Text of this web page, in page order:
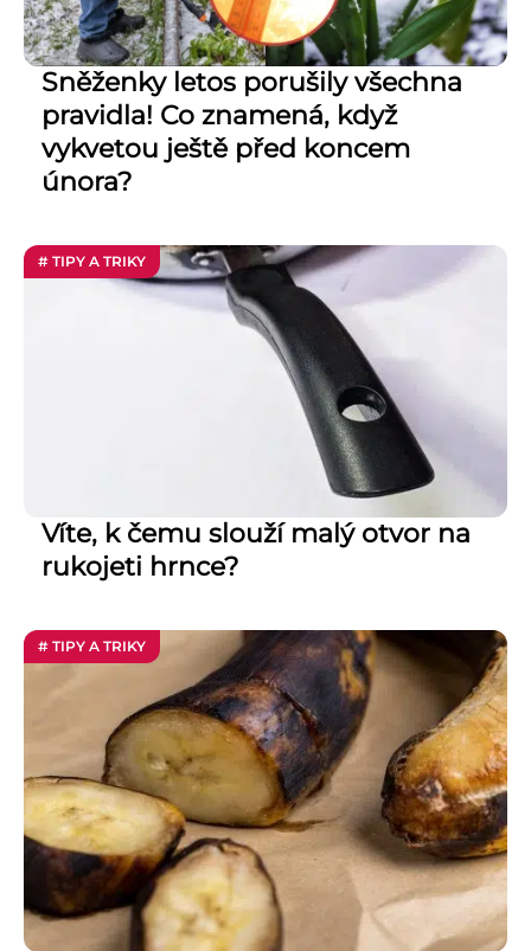
Sněženky letos porušily všechna
pravidla! Co znamená, když
vykvetou ještě před koncem
února?
# TIPY A TRIKY
Víte, k čemu slouží malý otvor na
rukojeti hrnce?
# TIPY A TRIKY